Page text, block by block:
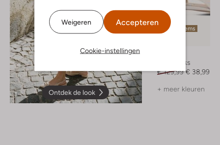
Weigeren Accepteren
Cookie-instellingen
Ontdek de look
Laatste items
Slingbacks
€ 129,99 € 38,99
+ meer kleuren